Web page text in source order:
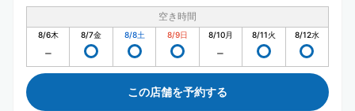
空き時間
8/6木 8/7金 8/8土 8/9日 8/10月 8/11火 8/12水
この店舗を予約する